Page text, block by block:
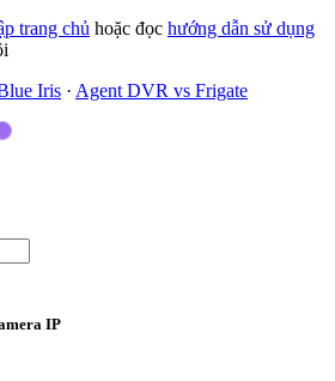
trang chủ hoặc đọc hướng dẫn sử dụng
Iris · Agent DVR vs Frigate
IP